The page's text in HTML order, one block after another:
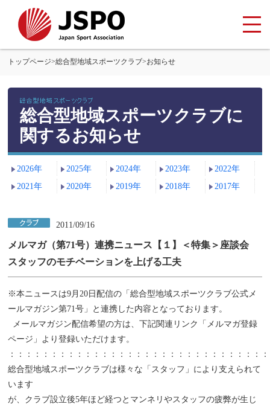
トップページ>総合型地域スポーツクラブ>お知らせ
総合型地域スポーツクラブに
関するお知らせ
2026年 2025年 2024年 2023年
2022年
2021年
2020年 2019年 2018年 2017年
2011/09/16
メルマガ（第71号）連携ニュース【１】＜特集＞座談会
スタッフのモチベーションを上げる工夫
※本ニュースは9月20日配信の「総合型地域スポーツクラブ公式メ
ールマガジン第71号」と連携した内容となっております。
メールマガジン配信希望の方は、下記関連リンク「メルマガ登録
ページ」より登録いただけます。
：：：：：：：：：：：：：：：：：：：：：：：：：：：：：：
総合型地域スポーツクラブは様々な「スタッフ」により支えられて
います
が、クラブ設立後5年ほど経つとマンネリやスタッフの疲弊が生じ